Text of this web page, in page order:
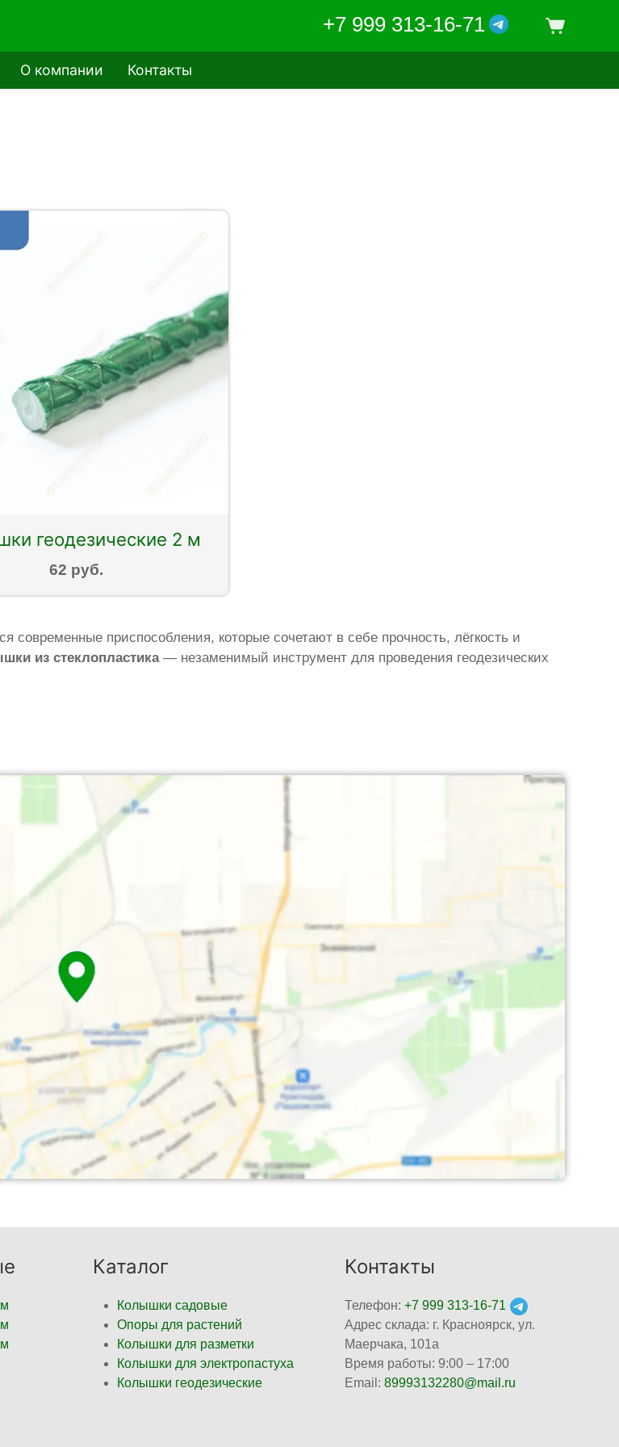
+7 999 313-16-71
О компании Контакты
геодезические 2 м
62 руб.
современные приспособления, которые сочетают в себе прочность, лёгкость и
из стеклопластика— незаменимый инструмент для проведения геодезических
Каталог
Колышки садовые
Опоры для растений
Колышки для разметки
Колышки для электропастуха
Колышки геодезические
Контакты
Телефон:+7 999 313-16-71
Адрес склада: г. Красноярск, ул.
Маерчака, 101а
Время работы: 9:00 – 17:00
Email:89993132280@mail.ru